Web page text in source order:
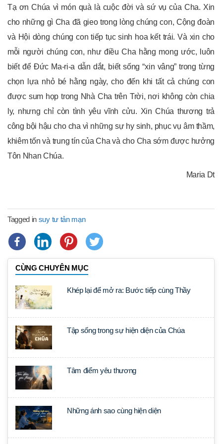
Tạ ơn Chúa vì món quà là cuộc đời và sứ vụ của Cha. Xin
cho những gì Cha đã gieo trong lòng chúng con, Cộng đoàn
và Hội dòng chúng con tiếp tục sinh hoa kết trái. Và xin cho
mỗi người chúng con, như điều Cha hằng mong ước, luôn
biết để Đức Ma-ri-a dẫn dắt, biết sống “xin vâng” trong từng
chọn lựa nhỏ bé hằng ngày, cho đến khi tất cả chúng con
được sum họp trong Nhà Cha trên Trời, nơi không còn chia
ly, nhưng chỉ còn tình yêu vĩnh cửu. Xin Chúa thương trả
công bội hậu cho cha vì những sự hy sinh, phục vụ âm thầm,
khiêm tốn và trung tín của Cha và cho Cha sớm được hưởng
Tôn Nhan Chúa.
Maria Dt
Tagged in suy tư tản mạn
CÙNG CHUYÊN MỤC
Khép lại để mở ra: Bước tiếp cùng Thầy
Tập sống trong sự hiện diện của Chúa
Tâm điểm yêu thương
Những ánh sao cùng hiện diện